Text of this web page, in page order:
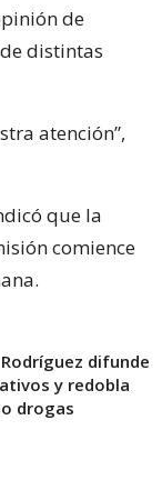
de
distintas
atención”,
que la
comience
difunde
y redobla
drogas